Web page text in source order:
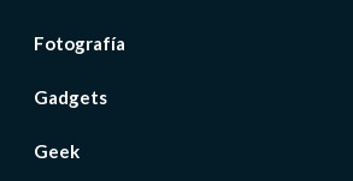
Fotografía
Gadgets
Geek